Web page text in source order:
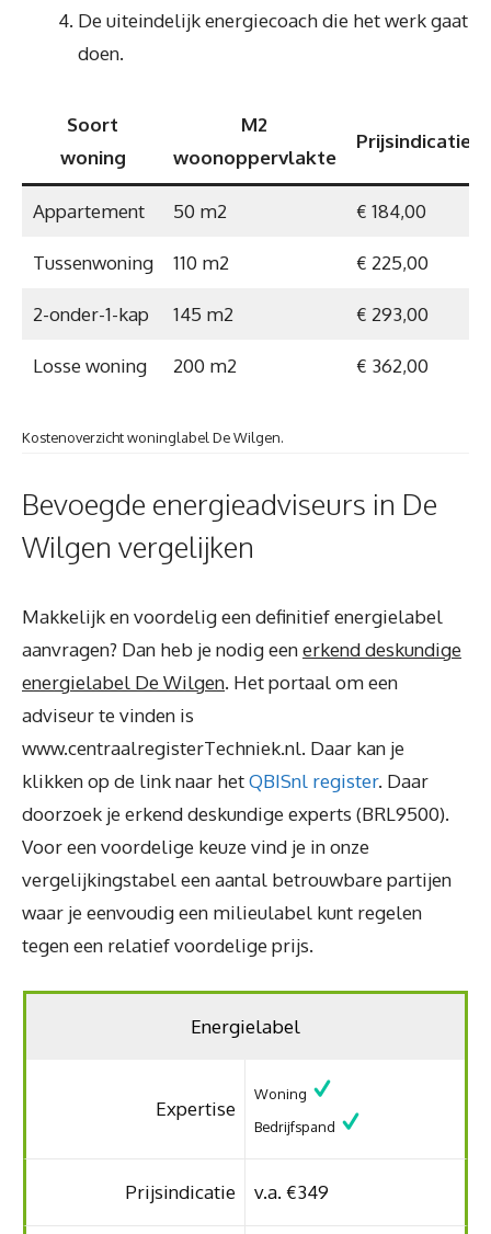
De uiteindelijk energiecoach die het werk gaat
doen.
Soort
woning
M2
woonoppervlakte
Prijsindicatie
Appartement 50 m2 € 184,00
Tussenwoning 110 m2 € 225,00
2-onder-1-kap 145 m2 € 293,00
Losse woning 200 m2 € 362,00
Kostenoverzicht woninglabel De Wilgen.
Bevoegde energieadviseurs in De
Wilgen vergelijken
Makkelijk en voordelig een definitief energielabel
aanvragen? Dan heb je nodig eenerkend deskundige
energielabel De Wilgen. Het portaal om een
adviseur te vinden is
www.centraalregisterTechniek.nl. Daar kan je
klikken op de link naar hetQBISnl register. Daar
doorzoek je erkend deskundige experts (BRL9500).
Voor een voordelige keuze vind je in onze
vergelijkingstabel een aantal betrouwbare partijen
waar je eenvoudig een milieulabel kunt regelen
tegen een relatief voordelige prijs.
Energielabel
Expertise
Woning
Bedrijfspand
Prijsindicatie v.a. €349